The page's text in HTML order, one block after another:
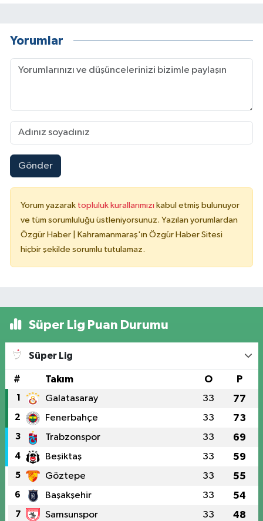
Yorumlar
Gönder
Yorum yazarak topluluk kurallarımızı kabul etmiş bulunuyor
ve tüm sorumluluğu üstleniyorsunuz. Yazılan yorumlardan
Özgür Haber | Kahramanmaraş'ın Özgür Haber Sitesi
hiçbir şekilde sorumlu tutulamaz.
Süper Lig Puan Durumu
Süper Lig
# Takım O P
1 Galatasaray 33 77
2 Fenerbahçe 33 73
3 Trabzonspor 33 69
4 Beşiktaş 33 59
5 Göztepe 33 55
6 Başakşehir 33 54
7 Samsunspor 33 48